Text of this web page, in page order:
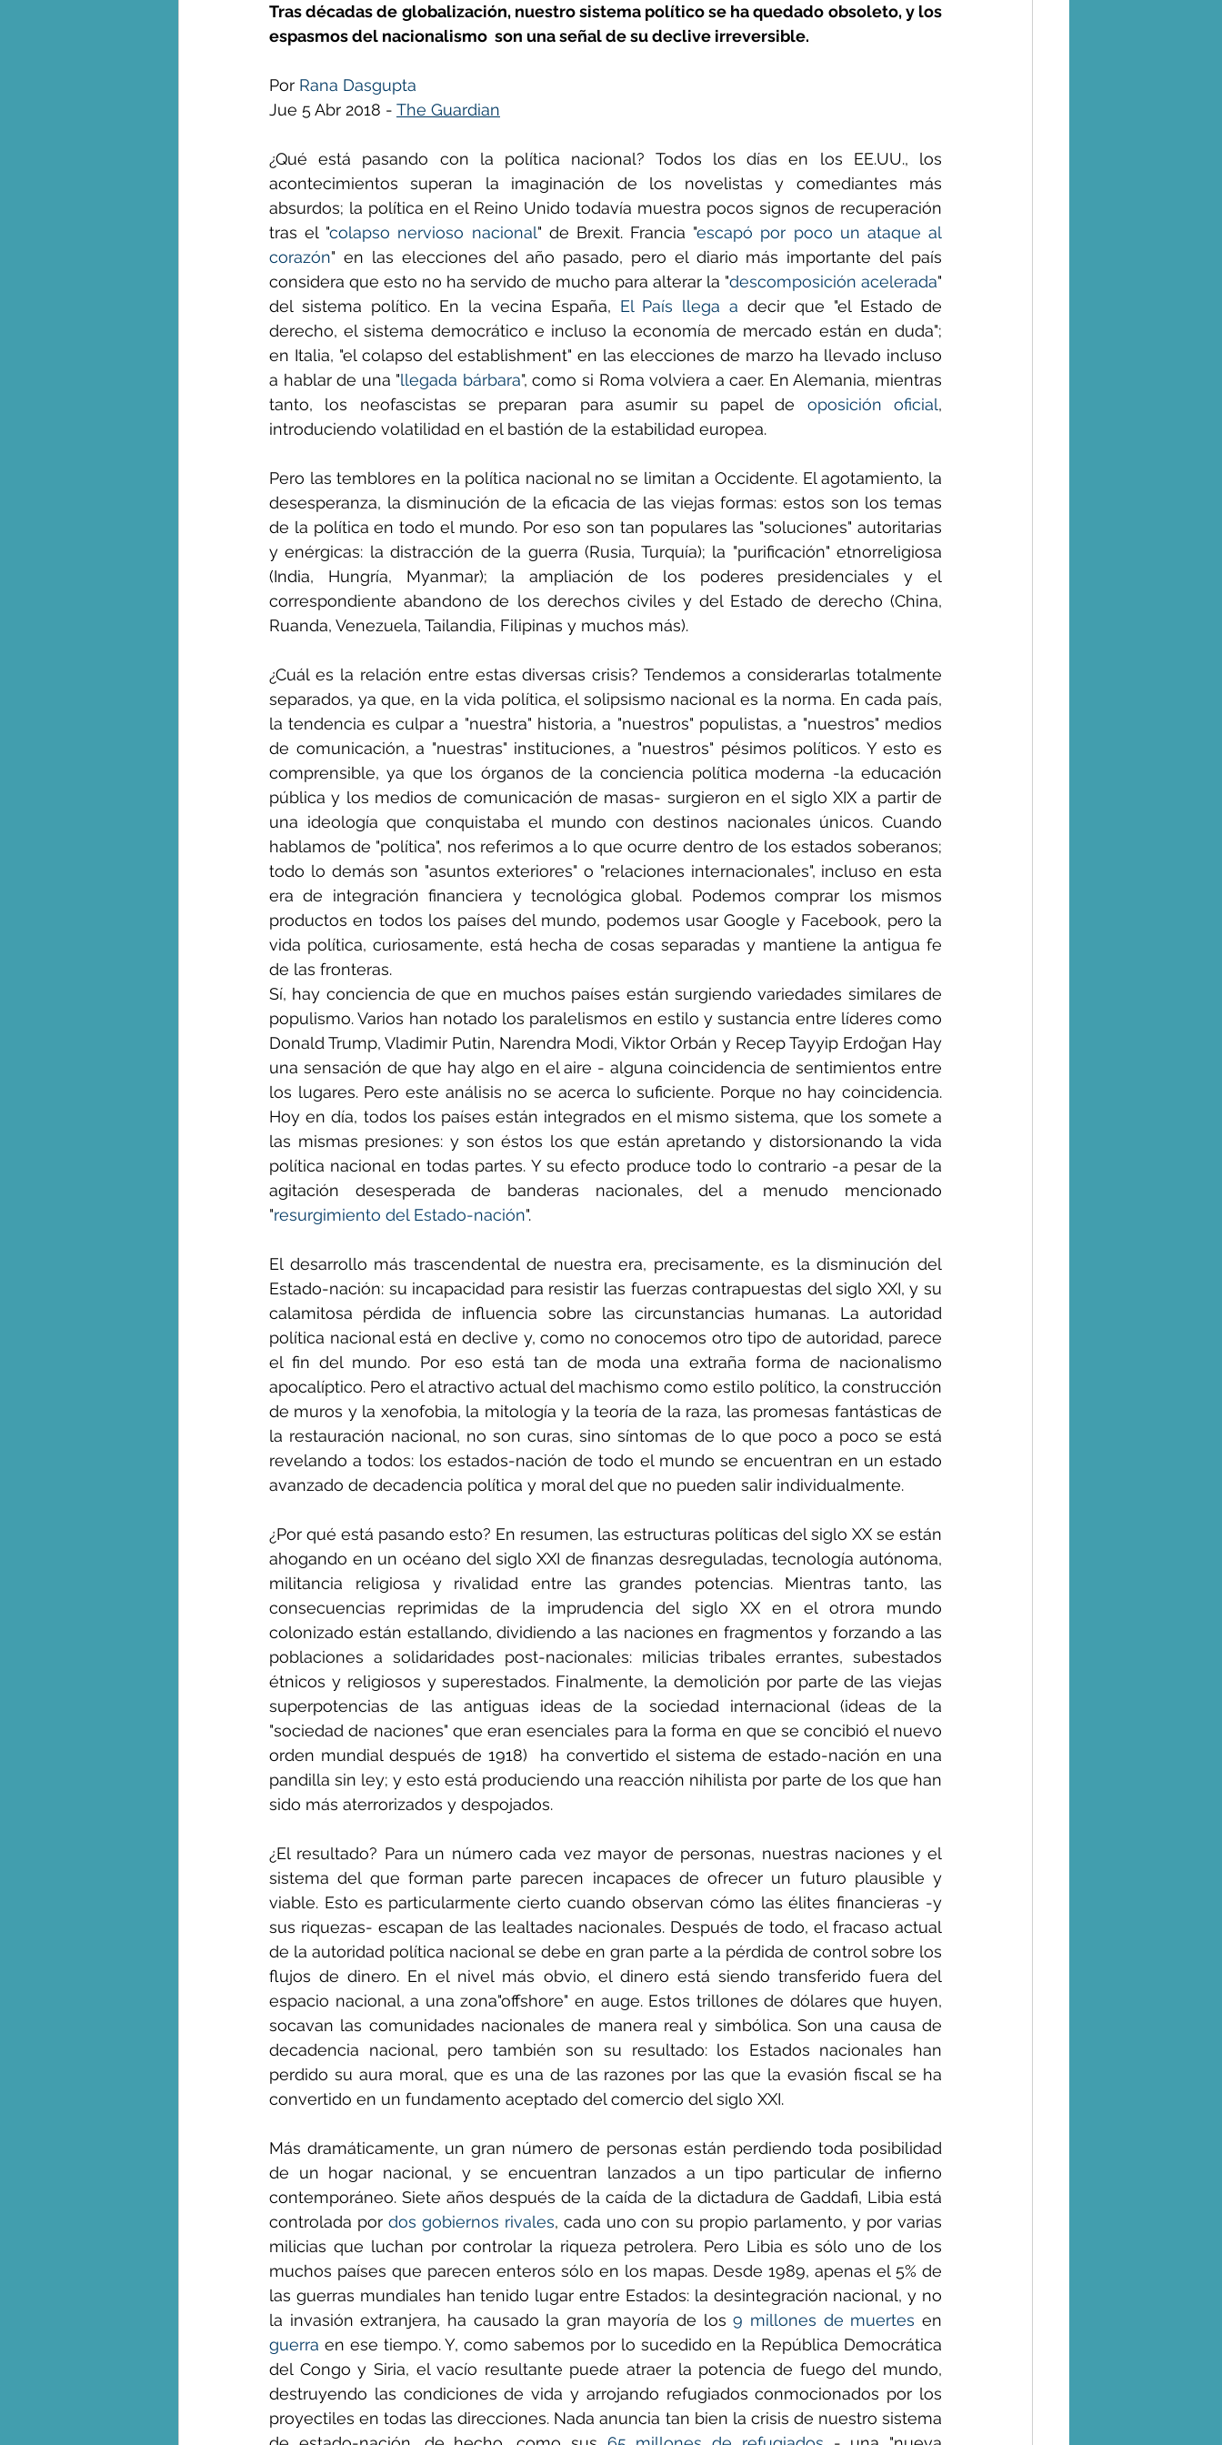
Tras décadas de globalización, nuestro sistema político se ha quedado obsoleto, y los
espasmos del nacionalismo  son una señal de su declive irreversible.
Por Rana Dasgupta
Jue 5 Abr 2018 - The Guardian
¿Qué está pasando con la política nacional? Todos los días en los EE.UU., los
acontecimientos superan la imaginación de los novelistas y comediantes más
absurdos; la política en el Reino Unido todavía muestra pocos signos de recuperación
tras el "colapso nervioso nacional" de Brexit. Francia "escapó por poco un ataque al
corazón" en las elecciones del año pasado, pero el diario más importante del país
considera que esto no ha servido de mucho para alterar la "descomposición acelerada"
del sistema político. En la vecina España, El País llega a decir que "el Estado de
derecho, el sistema democrático e incluso la economía de mercado están en duda";
en Italia, "el colapso del establishment" en las elecciones de marzo ha llevado incluso
a hablar de una "llegada bárbara", como si Roma volviera a caer. En Alemania, mientras
tanto, los neofascistas se preparan para asumir su papel de oposición oficial,
introduciendo volatilidad en el bastión de la estabilidad europea.
Pero las temblores en la política nacional no se limitan a Occidente. El agotamiento, la
desesperanza, la disminución de la eficacia de las viejas formas: estos son los temas
de la política en todo el mundo. Por eso son tan populares las "soluciones" autoritarias
y enérgicas: la distracción de la guerra (Rusia, Turquía); la "purificación" etnorreligiosa
(India, Hungría, Myanmar); la ampliación de los poderes presidenciales y el
correspondiente abandono de los derechos civiles y del Estado de derecho (China,
Ruanda, Venezuela, Tailandia, Filipinas y muchos más).
¿Cuál es la relación entre estas diversas crisis? Tendemos a considerarlas totalmente
separados, ya que, en la vida política, el solipsismo nacional es la norma. En cada país,
la tendencia es culpar a "nuestra" historia, a "nuestros" populistas, a "nuestros" medios
de comunicación, a "nuestras" instituciones, a "nuestros" pésimos políticos. Y esto es
comprensible, ya que los órganos de la conciencia política moderna -la educación
pública y los medios de comunicación de masas- surgieron en el siglo XIX a partir de
una ideología que conquistaba el mundo con destinos nacionales únicos. Cuando
hablamos de "política", nos referimos a lo que ocurre dentro de los estados soberanos;
todo lo demás son "asuntos exteriores" o "relaciones internacionales", incluso en esta
era de integración financiera y tecnológica global. Podemos comprar los mismos
productos en todos los países del mundo, podemos usar Google y Facebook, pero la
vida política, curiosamente, está hecha de cosas separadas y mantiene la antigua fe
de las fronteras.
Sí, hay conciencia de que en muchos países están surgiendo variedades similares de
populismo. Varios han notado los paralelismos en estilo y sustancia entre líderes como
Donald Trump, Vladimir Putin, Narendra Modi, Viktor Orbán y Recep Tayyip Erdoğan Hay
una sensación de que hay algo en el aire - alguna coincidencia de sentimientos entre
los lugares. Pero este análisis no se acerca lo suficiente. Porque no hay coincidencia.
Hoy en día, todos los países están integrados en el mismo sistema, que los somete a
las mismas presiones: y son éstos los que están apretando y distorsionando la vida
política nacional en todas partes. Y su efecto produce todo lo contrario -a pesar de la
agitación desesperada de banderas nacionales, del a menudo mencionado
"resurgimiento del Estado-nación".
El desarrollo más trascendental de nuestra era, precisamente, es la disminución del
Estado-nación: su incapacidad para resistir las fuerzas contrapuestas del siglo XXI, y su
calamitosa pérdida de influencia sobre las circunstancias humanas. La autoridad
política nacional está en declive y, como no conocemos otro tipo de autoridad, parece
el fin del mundo. Por eso está tan de moda una extraña forma de nacionalismo
apocalíptico. Pero el atractivo actual del machismo como estilo político, la construcción
de muros y la xenofobia, la mitología y la teoría de la raza, las promesas fantásticas de
la restauración nacional, no son curas, sino síntomas de lo que poco a poco se está
revelando a todos: los estados-nación de todo el mundo se encuentran en un estado
avanzado de decadencia política y moral del que no pueden salir individualmente.
¿Por qué está pasando esto? En resumen, las estructuras políticas del siglo XX se están
ahogando en un océano del siglo XXI de finanzas desreguladas, tecnología autónoma,
militancia religiosa y rivalidad entre las grandes potencias. Mientras tanto, las
consecuencias reprimidas de la imprudencia del siglo XX en el otrora mundo
colonizado están estallando, dividiendo a las naciones en fragmentos y forzando a las
poblaciones a solidaridades post-nacionales: milicias tribales errantes, subestados
étnicos y religiosos y superestados. Finalmente, la demolición por parte de las viejas
superpotencias de las antiguas ideas de la sociedad internacional (ideas de la
"sociedad de naciones" que eran esenciales para la forma en que se concibió el nuevo
orden mundial después de 1918)  ha convertido el sistema de estado-nación en una
pandilla sin ley; y esto está produciendo una reacción nihilista por parte de los que han
sido más aterrorizados y despojados.
¿El resultado? Para un número cada vez mayor de personas, nuestras naciones y el
sistema del que forman parte parecen incapaces de ofrecer un futuro plausible y
viable. Esto es particularmente cierto cuando observan cómo las élites financieras -y
sus riquezas- escapan de las lealtades nacionales. Después de todo, el fracaso actual
de la autoridad política nacional se debe en gran parte a la pérdida de control sobre los
flujos de dinero. En el nivel más obvio, el dinero está siendo transferido fuera del
espacio nacional, a una zona"offshore" en auge. Estos trillones de dólares que huyen,
socavan las comunidades nacionales de manera real y simbólica. Son una causa de
decadencia nacional, pero también son su resultado: los Estados nacionales han
perdido su aura moral, que es una de las razones por las que la evasión fiscal se ha
convertido en un fundamento aceptado del comercio del siglo XXI.
Más dramáticamente, un gran número de personas están perdiendo toda posibilidad
de un hogar nacional, y se encuentran lanzados a un tipo particular de infierno
contemporáneo. Siete años después de la caída de la dictadura de Gaddafi, Libia está
controlada por dos gobiernos rivales, cada uno con su propio parlamento, y por varias
milicias que luchan por controlar la riqueza petrolera. Pero Libia es sólo uno de los
muchos países que parecen enteros sólo en los mapas. Desde 1989, apenas el 5% de
las guerras mundiales han tenido lugar entre Estados: la desintegración nacional, y no
la invasión extranjera, ha causado la gran mayoría de los 9 millones de muertes
guerra en ese tiempo. Y, como sabemos por lo sucedido en la República Democrática
del Congo y Siria, el vacío resultante puede atraer la potencia de fuego del mundo,
destruyendo las condiciones de vida y arrojando refugiados conmocionados por los
proyectiles en todas las direcciones. Nada anuncia tan bien la crisis de nuestro sistema